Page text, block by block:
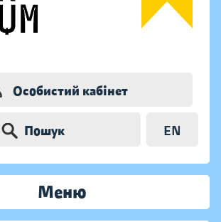
Особистий кабінет
Пошук EN
Меню